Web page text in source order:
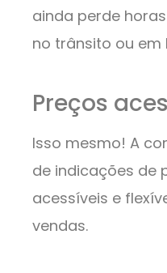
ainda perde
no trânsito ou em
Preços
Isso mesmo! A
de indicações de
acessíveis e
vendas.